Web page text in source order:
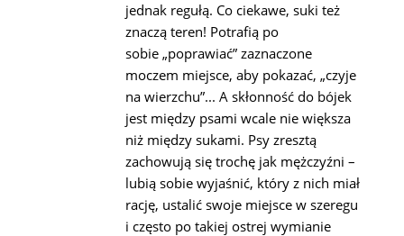
jednak regułą. Co ciekawe, suki też
znaczą teren! Potrafią po
sobie „poprawiać” zaznaczone
moczem miejsce, aby pokazać, „czyje
na wierzchu”... A skłonność do bójek
jest między psami wcale nie większa
niż między sukami. Psy zresztą
zachowują się trochę jak mężczyźni –
lubią sobie wyjaśnić, który z nich miał
rację, ustalić swoje miejsce w szeregu
i często po takiej ostrej wymianie